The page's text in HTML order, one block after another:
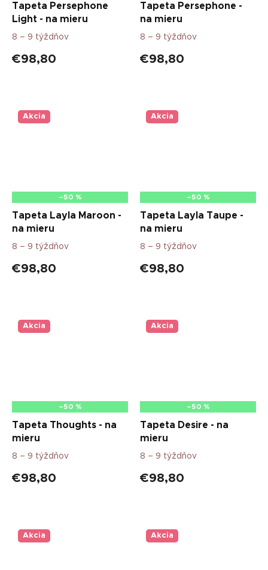
Tapeta Persephone
Light - na mieru
8 – 9 týždňov
€98,80
Tapeta Persephone -
na mieru
8 – 9 týždňov
€98,80
Akcia
–50 %
Tapeta Layla Maroon -
na mieru
8 – 9 týždňov
€98,80
Akcia
–50 %
Tapeta Layla Taupe -
na mieru
8 – 9 týždňov
€98,80
Akcia
–50 %
Tapeta Thoughts - na
mieru
8 – 9 týždňov
€98,80
Akcia
–50 %
Tapeta Desire - na
mieru
8 – 9 týždňov
€98,80
Akcia Akcia